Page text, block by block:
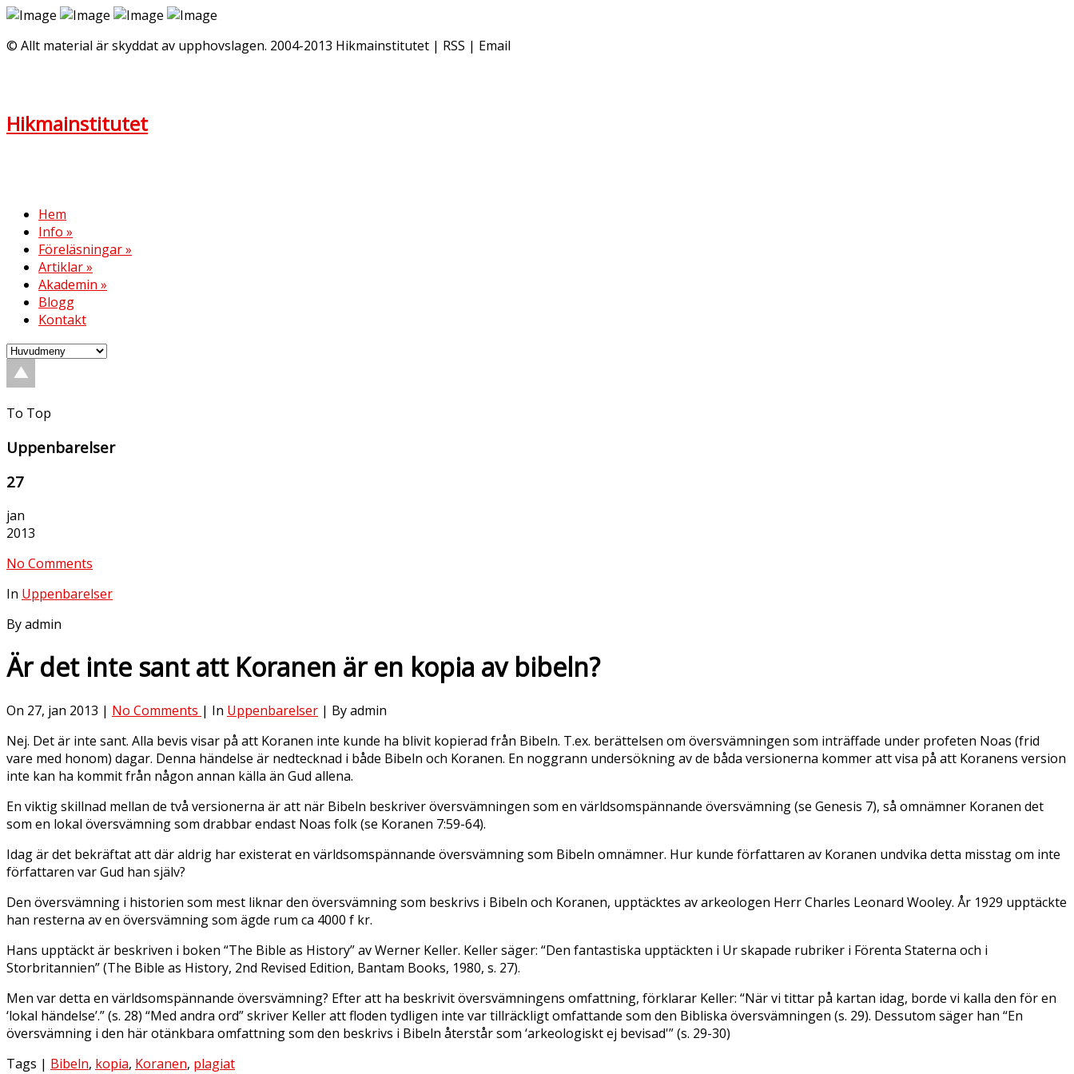
© Allt material är skyddat av upphovslagen. 2004-2013 Hikmainstitutet | RSS | Email
Hikmainstitutet
Hem
Info »
Föreläsningar»
Artiklar»
Akademin »
Blogg
Kontakt
To Top
Uppenbarelser
27
jan
2013
No Comments
In Uppenbarelser
By admin
Är det inte sant att Koranen är en kopia av bibeln?
On 27, jan 2013 | No Comments | In Uppenbarelser | By admin
Nej. Det är inte sant. Alla bevis visar på att Koranen inte kunde ha blivit kopierad från Bibeln. T.ex. berättelsen om översvämningen som inträffade under profeten Noas (frid
vare med honom) dagar. Denna händelse är nedtecknad i både Bibeln och Koranen. En noggrann undersökning av de båda versionerna kommer att visa på att Koranens version
inte kan ha kommit från någon annan källa än Gud allena.
En viktig skillnad mellan de två versionerna är att när Bibeln beskriver översvämningen som en världsomspännande översvämning (se Genesis 7), så omnämner Koranen det
som en lokal översvämning som drabbar endast Noas folk (se Koranen 7:59-64).
Idag är det bekräftat att där aldrig har existerat en världsomspännande översvämning som Bibeln omnämner. Hur kunde författaren av Koranen undvika detta misstag om inte
författaren var Gud han själv?
Den översvämning i historien som mest liknar den översvämning som beskrivs i Bibeln och Koranen, upptäcktes av arkeologen Herr Charles Leonard Wooley. År 1929 upptäckte
han resterna av en översvämning som ägde rum ca 4000 f kr.
Hans upptäckt är beskriven i boken “The Bible as History” av Werner Keller. Keller säger: “Den fantastiska upptäckten i Ur skapade rubriker i Förenta Staterna och i
Storbritannien” (The Bible as History, 2nd Revised Edition, Bantam Books, 1980, s. 27).
Men var detta en världsomspännande översvämning? Efter att ha beskrivit översvämningens omfattning, förklarar Keller: “När vi tittar på kartan idag, borde vi kalla den för en
‘lokal händelse’.” (s. 28) “Med andra ord” skriver Keller att floden tydligen inte var tillräckligt omfattande som den Bibliska översvämningen (s. 29). Dessutom säger han “En
översvämning i den här otänkbara omfattning som den beskrivs i Bibeln återstår som ‘arkeologiskt ej bevisad'” (s. 29-30)
Tags | Bibeln, kopia, Koranen, plagiat